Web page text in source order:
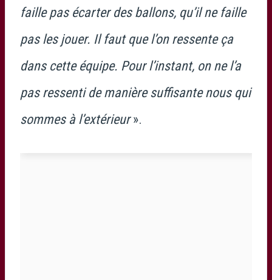
faille pas écarter des ballons, qu’il ne faille
pas les jouer. Il faut que l’on ressente ça
dans cette équipe. Pour l’instant, on ne l’a
pas ressenti de manière suffisante nous qui
sommes à l’extérieur».